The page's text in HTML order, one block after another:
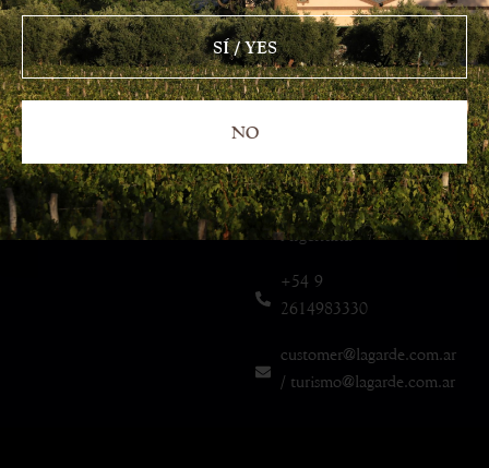
San Martín
1745,
Mayor
Drummond
Cuyo,
Mendoza.
Argentina
+54 9
2614983330
customer@lagarde.com.ar
/ turismo@lagarde.com.ar
SÍ / YES
NO